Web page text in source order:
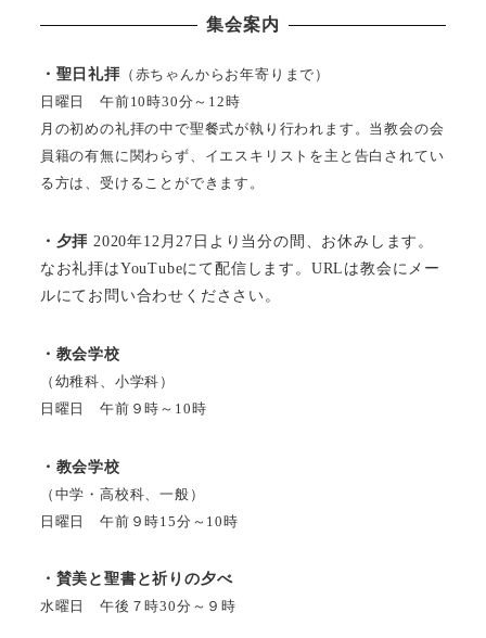
集会案内
・聖日礼拝 （赤ちゃんからお年寄りまで）
日曜日 午前10時30分～12時
月の初めの礼拝の中で聖餐式が執り行われます。当教会の会
員籍の有無に関わらず、イエスキリストを主と告白されてい
る方は、受けることができます。
・夕拝 2020年12月27日より当分の間、お休みします。
なお礼拝はYouTubeにて配信します。URLは教会にメー
ルにてお問い合わせくだささい。
・教会学校
（幼稚科、小学科）
日曜日 午前９時～10時
・教会学校
（中学・高校科、一般）
日曜日 午前９時15分～10時
・賛美と聖書と祈りの夕べ
水曜日 午後７時30分～９時